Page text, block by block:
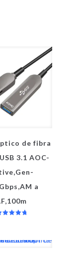
de fibra
3.1 AOC-
a